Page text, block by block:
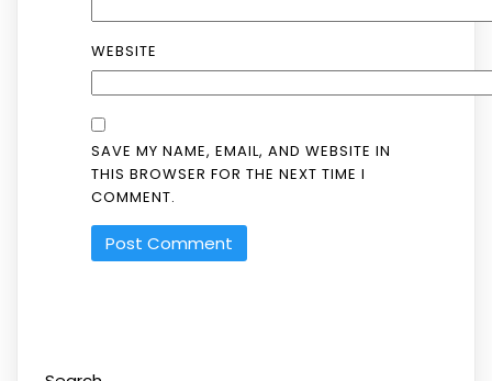
WEBSITE
SAVE MY NAME, EMAIL, AND WEBSITE IN
THIS BROWSER FOR THE NEXT TIME I
COMMENT.